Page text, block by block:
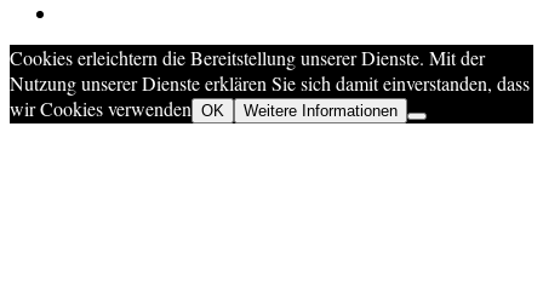
Cookies erleichtern die Bereitstellung unserer Dienste. Mit der
Nutzung unserer Dienste erklären Sie sich damit einverstanden, dass
wir Cookies verwenden OK Weitere Informationen